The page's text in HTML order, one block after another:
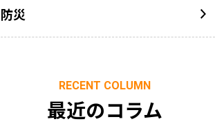
防災
RECENT COLUMN
最近のコラム